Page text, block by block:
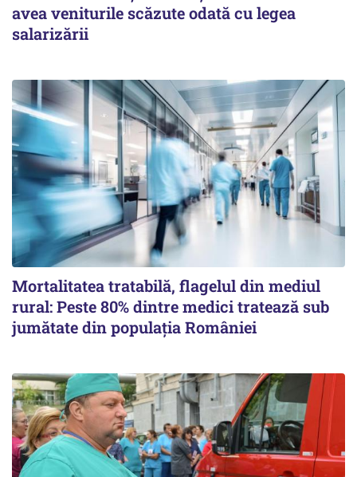
avea veniturile scăzute odată cu legea
salarizării
Mortalitatea tratabilă, flagelul din mediul
rural: Peste 80% dintre medici tratează sub
jumătate din populația României